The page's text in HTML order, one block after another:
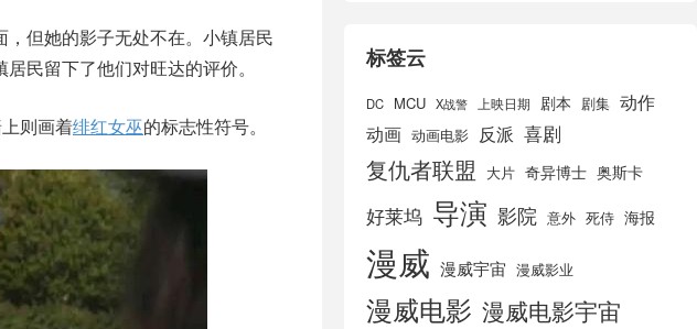
，但她的影子无处不在。小镇居民
民留下了他们对旺达的评价。
则画着绯红女巫的标志性符号。
标签云
DC MCU X战警 上映日期 剧本 剧集 动作
动画 动画电影 反派 喜剧
复仇者联盟 大片 奇异博士 奥斯卡
好莱坞 导演 影院 意外 死侍 海报
漫威 漫威宇宙 漫威影业
漫威电影 漫威电影宇宙